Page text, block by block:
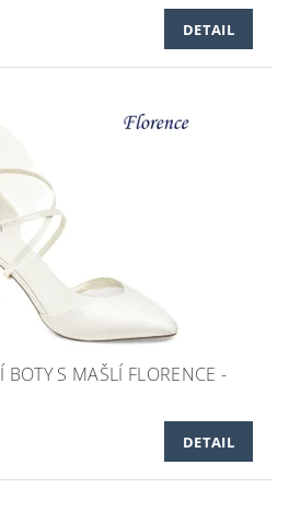
DETAIL
BOTY S MAŠLÍ FLORENCE -
DETAIL